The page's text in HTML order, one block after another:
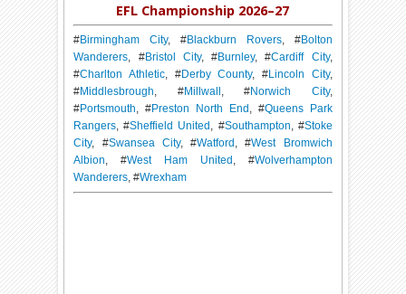
EFL Championship 2026–27
#Birmingham City, #Blackburn Rovers, #Bolton
Wanderers , #Bristol City, #Burnley, #Cardiff City,
#Charlton Athletic , #Derby County, #Lincoln City,
#Middlesbrough , #Millwall , #Norwich City,
#Portsmouth , #Preston North End , #Queens Park
Rangers , #Sheffield United , #Southampton , #Stoke
City, #Swansea City, #Watford , #West Bromwich
Albion , #West Ham United , #Wolverhampton
Wanderers , #Wrexham